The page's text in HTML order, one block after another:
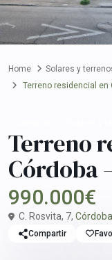
Home Solares y
Terreno residencial en
Terreno
Córdoba
990.000€
C. Rosvita, 7, Córdoba
Compartir